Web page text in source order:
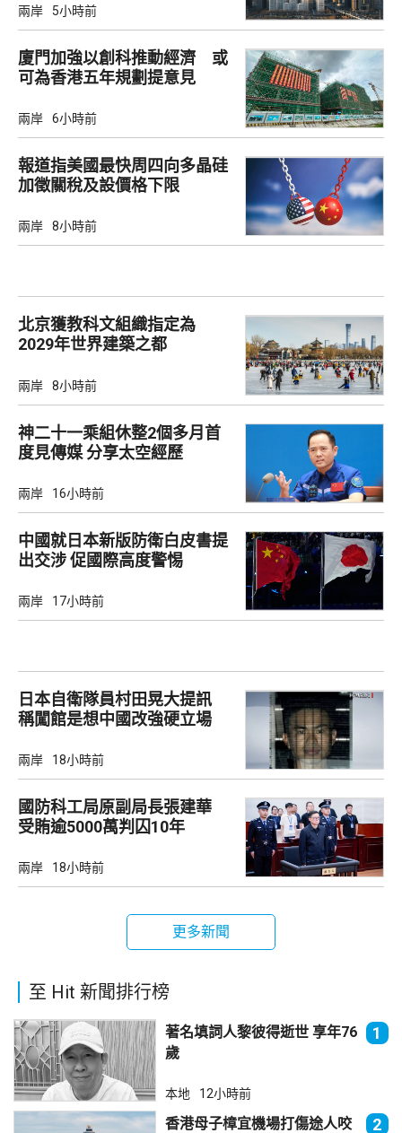
兩岸 5小時前
廈門加強以創科推動經濟 或
可為香港五年規劃提意見
兩岸 6小時前
報道指美國最快周四向多晶硅
加徵關稅及設價格下限
兩岸 8小時前
北京獲教科文組織指定為
2029年世界建築之都
兩岸 8小時前
神二十一乘組休整2個多月首
度見傳媒 分享太空經歷
兩岸 16小時前
中國就日本新版防衛白皮書提
出交涉 促國際高度警惕
兩岸 17小時前
日本自衛隊員村田晃大提訊
稱闖館是想中國改強硬立場
兩岸 18小時前
國防科工局原副局長張建華
受賄逾5000萬判囚10年
兩岸 18小時前
更多新聞
至 Hit 新聞排行榜
著名填詞人黎彼得逝世 享年76
歲
1
本地 12小時前
香港母子樟宜機場打傷途人咬
2